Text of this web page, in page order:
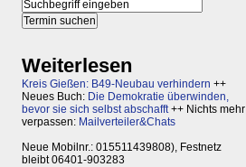
Weiterlesen
Kreis Gießen: B49-Neubau verhindern ++
Neues Buch: Die Demokratie überwinden,
bevor sie sich selbst abschafft++ Nichts mehr
verpassen: Mailverteiler&Chats
Neue Mobilnr.: 015511439808), Festnetz
bleibt 06401-903283